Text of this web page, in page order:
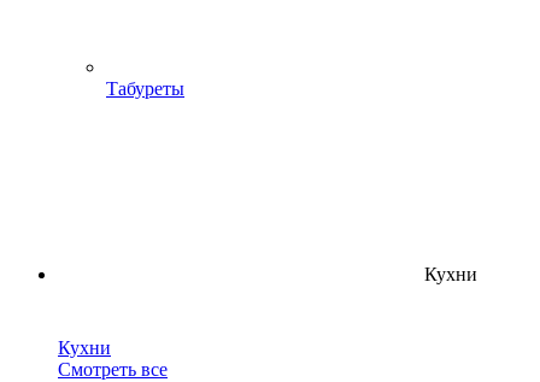
Табуреты
Кухни
Кухни
Смотреть все